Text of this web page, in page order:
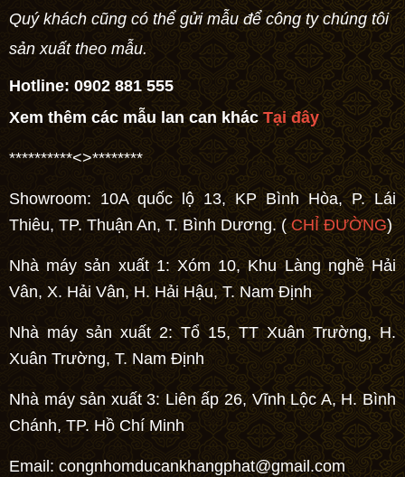
Quý khách cũng có thể gửi mẫu để công ty chúng tôi
sản xuất theo mẫu.
Hotline: 0902 881 555
Xem thêm các mẫu lan can khác Tại đây
**********<>********
Showroom: 10A quốc lộ 13, KP Bình Hòa, P. Lái
Thiêu, TP. Thuận An, T. Bình Dương. (CHỈ ĐƯỜNG)
Nhà máy sản xuất 1: Xóm 10, Khu Làng nghề Hải
Vân, X. Hải Vân, H. Hải Hậu, T. Nam Định
Nhà máy sản xuất 2: Tổ 15, TT Xuân Trường, H.
Xuân Trường, T. Nam Định
Nhà máy sản xuất 3: Liên ấp 26, Vĩnh Lộc A, H. Bình
Chánh, TP. Hồ Chí Minh
Email: congnhomducankhangphat@gmail.com